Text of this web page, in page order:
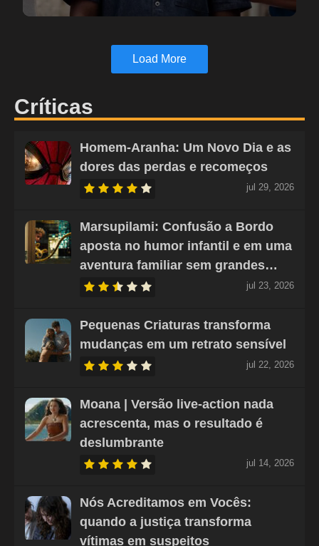
Load More
Críticas
Homem-Aranha: Um Novo Dia e as
dores das perdas e recomeços
jul 29, 2026
Marsupilami: Confusão a Bordo
aposta no humor infantil e em uma
aventura familiar sem grandes…
jul 23, 2026
Pequenas Criaturas transforma
mudanças em um retrato sensível
jul 22, 2026
Moana | Versão live-action nada
acrescenta, mas o resultado é
deslumbrante
jul 14, 2026
Nós Acreditamos em Vocês:
quando a justiça transforma
vítimas em suspeitos